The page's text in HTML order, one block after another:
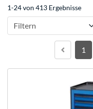
1-24 von 413 Ergebnisse
Filtern
1